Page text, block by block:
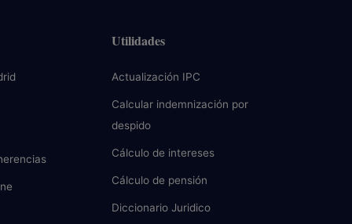
Utilidades
Actualización IPC
Calcular indemnización por
despido
Cálculo de intereses
Cálculo de pensión
Diccionario Juridico